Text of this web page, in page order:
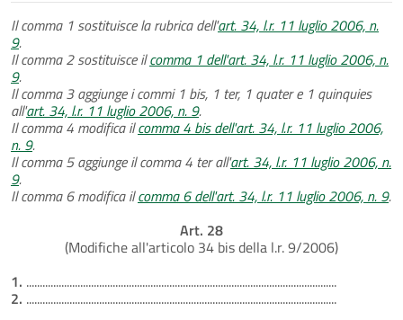
Il comma 1 sostituisce la rubrica dell'art. 34, l.r. 11 luglio 2006, n.
9.
Il comma 2 sostituisce ilcomma 1 dell'art. 34, l.r. 11 luglio 2006, n.
9.
Il comma 3 aggiunge i commi 1 bis, 1 ter, 1 quater e 1 quinquies
all'art. 34, l.r. 11 luglio 2006, n. 9.
Il comma 4 modifica ilcomma 4 bis dell'art. 34, l.r. 11 luglio 2006,
n. 9.
Il comma 5 aggiunge il comma 4 ter all'art. 34, l.r. 11 luglio 2006, n.
9.
Il comma 6 modifica ilcomma 6 dell'art. 34, l.r. 11 luglio 2006, n. 9.
Art. 28
(Modifiche all'articolo 34 bis della l.r. 9/2006)
1. ...................................................................................................................
2. ...................................................................................................................